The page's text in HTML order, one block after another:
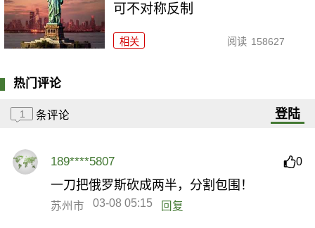
可不对称反制
相关 阅读 158627
热门评论
1 条评论 登陆
189****5807 0
一刀把俄罗斯砍成两半，分割包围！
苏州市 03-08 05:15 回复